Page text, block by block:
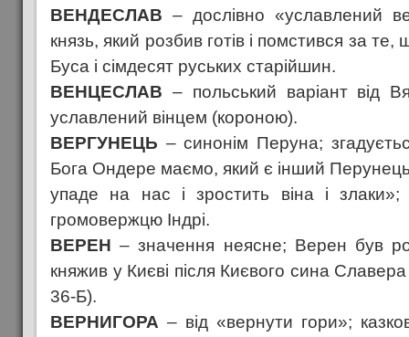
ВЕНДЕСЛАВ – дослівно «уславлений
князь, який розбив готів і помстився за те,
Буса і сімдесят руських старійшин.
ВЕНЦЕСЛАВ – польський варіант від
уславлений вінцем (короною).
ВЕРГУНЕЦЬ – синонім Перуна;
Бога Ондере маємо, який є інший
упаде на нас і зростить віна і злаки»;
громовержцю Індрі.
ВЕРЕН – значення неясне; Верен був
княжив у Києві після Києвого сина
36-Б).
ВЕРНИГОРА – від «вернути гори»;